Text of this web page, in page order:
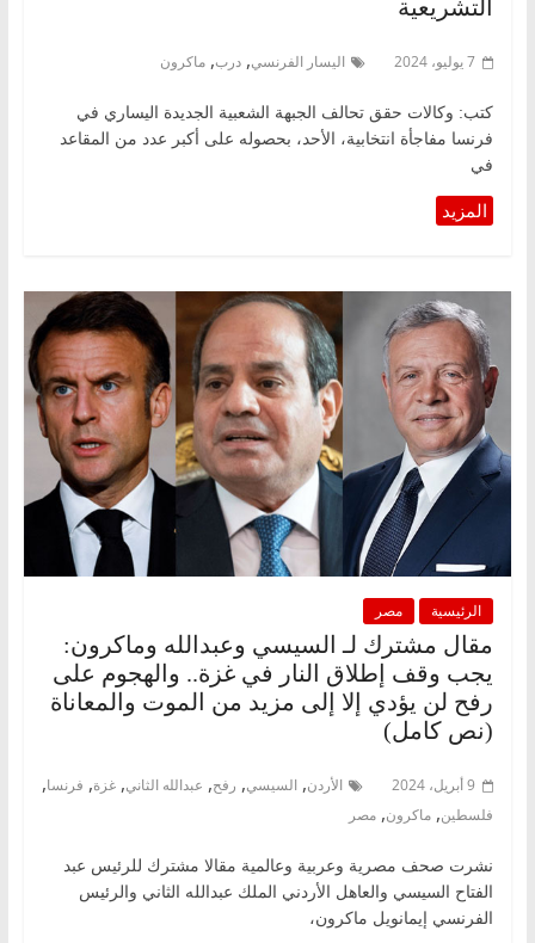
التشريعية
7 يوليو، 2024 اليسار الفرنسي, درب, ماكرون
كتب: وكالات حقق تحالف الجبهة الشعبية الجديدة اليساري في
فرنسا مفاجأة انتخابية، الأحد، بحصوله على أكبر عدد من المقاعد
في
الرئيسية مصر
مقال مشترك لـ السيسي وعبدالله وماكرون:
يجب وقف إطلاق النار في غزة.. والهجوم على
رفح لن يؤدي إلا إلى مزيد من الموت والمعاناة
(نص كامل)
9 أبريل، 2024 الأردن, السيسي, رفح, عبدالله الثاني, غزة, فرنسا,
فلسطين, ماكرون, مصر
نشرت صحف مصرية وعربية وعالمية مقالا مشترك للرئيس عبد
الفتاح السيسي والعاهل الأردني الملك عبدالله الثاني والرئيس
الفرنسي إيمانويل ماكرون،